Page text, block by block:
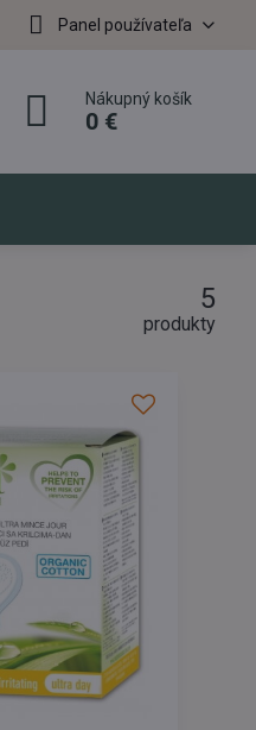
Panel používateľa
Nákupný košík
0 €
5
produkty